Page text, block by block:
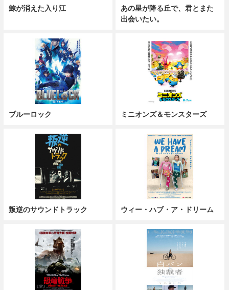
鯨が消えた入り江
あの星が降る丘で、君とまた
出会いたい。
ブルーロック ミニオンズ＆モンスターズ
叛逆のサウンドトラック ウィー・ハブ・ア・ドリーム